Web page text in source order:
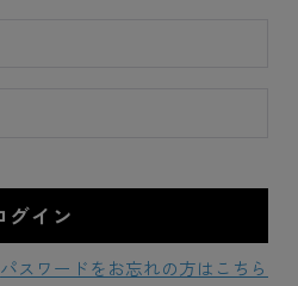
パスワードをお忘れの方はこちら